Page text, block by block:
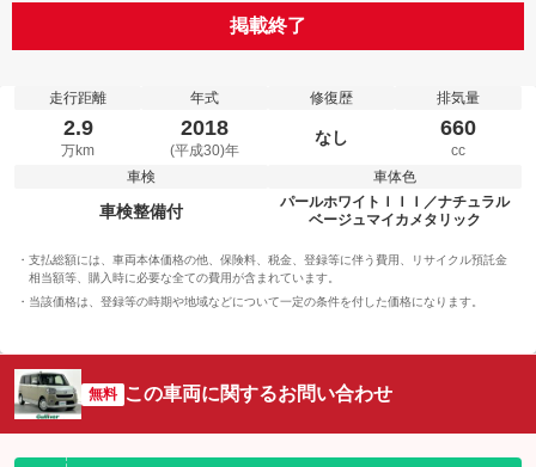
掲載終了
走行距離
2.9
万km
年式
2018
(平成30)年
修復歴
なし
排気量
660
cc
車検
車検整備付
車体色
パールホワイトＩＩＩ／ナチュラル
ベージュマイカメタリック
支払総額には、車両本体価格の他、保険料、税金、登録等に伴う費用、リサイクル預託金
相当額等、購入時に必要な全ての費用が含まれています。
当該価格は、登録等の時期や地域などについて一定の条件を付した価格になります。
無料 この車両に関するお問い合わせ